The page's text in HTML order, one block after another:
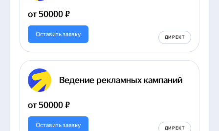
от 50000 ₽
ДИРЕКТ
Оставить заявку
Ведение рекламных кампаний
от 50000 ₽
ДИРЕКТ
Оставить заявку